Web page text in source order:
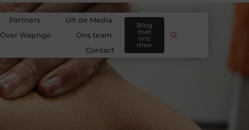
Partners
Uit de Media
Over Wapngo
Ons team
Contact
Blog
met
ons
mee